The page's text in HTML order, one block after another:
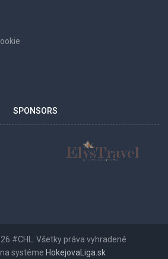
SPONSORS
#CHL. Všetky práva vyhradené
systéme HokejovaLiga.sk